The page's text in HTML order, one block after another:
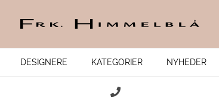
DESIGNERE KATEGORIER NYHEDER